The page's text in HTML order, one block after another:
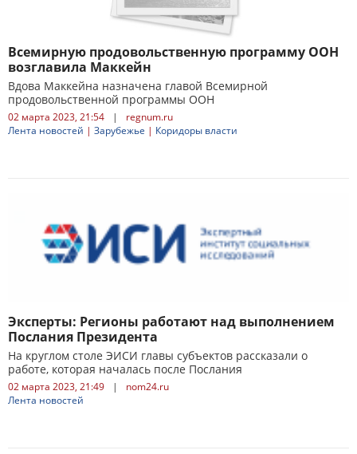
Всемирную продовольственную программу ООН
возглавила Маккейн
Вдова Маккейна назначена главой Всемирной
продовольственной программы ООН
02 марта 2023, 21:54 |
regnum.ru
Лента новостей | Зарубежье | Коридоры власти
Эксперты: Регионы работают над выполнением
Послания Президента
На круглом столе ЭИСИ главы субъектов рассказали о
работе, которая началась после Послания
02 марта 2023, 21:49 |
nom24.ru
Лента новостей